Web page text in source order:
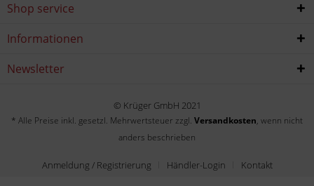
Shop service
Informationen
Newsletter
© Krüger GmbH 2021
* Alle Preise inkl. gesetzl. Mehrwertsteuer zzgl. Versandkosten, wenn nicht
anders beschrieben
Anmeldung / Registrierung Händler-Login Kontakt